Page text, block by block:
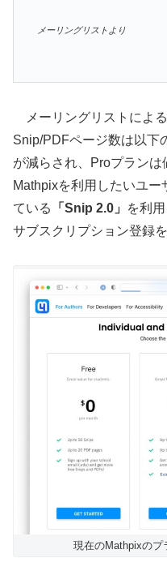
メーリングリストより
メーリングリストによ
Snip/PDFページ数は以下
が減らされ、Proプラン
Mathpixを利用したいユ
ている
「Snip 2.0」
を利
サブスクリプション登録
現在のMathpixのプ